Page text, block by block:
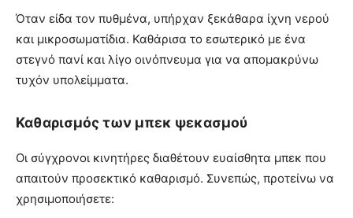
Όταν είδα τον πυθμένα, υπήρχαν ξεκάθαρα ίχνη νερού
και μικροσωματίδια. Καθάρισα το εσωτερικό με ένα
στεγνό πανί και λίγο οινόπνευμα για να απομακρύνω
τυχόν υπολείμματα.
Καθαρισμός των μπεκ ψεκασμού
Οι σύγχρονοι κινητήρες διαθέτουν ευαίσθητα μπεκ που
απαιτούν προσεκτικό καθαρισμό. Συνεπώς, προτείνω να
χρησιμοποιήσετε: